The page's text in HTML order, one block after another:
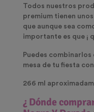
Todos nuestros
premium tienen
que aunque sea
importante es que ¡
Puedes
mesa de tu fiesta
266 ml
¿ Dónde